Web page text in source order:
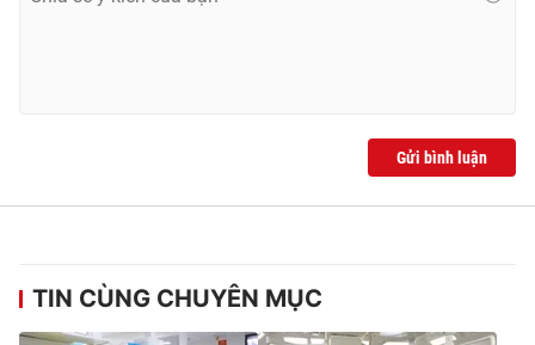
Gửi bình luận
TIN CÙNG CHUYÊN MỤC